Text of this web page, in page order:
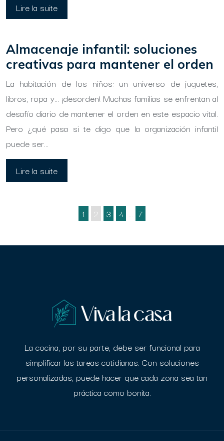
Lire la suite
Almacenaje infantil: soluciones
creativas para mantener el orden
La habitación de los niños: un universo de juguetes,
libros, ropa y… ¡desorden! Muchas familias se enfrentan al
desafío diario de mantener el orden en este espacio vital.
Pero ¿qué pasa si te digo que la organización infantil
puede ser…
Lire la suite
1 2 3 4 … 7
La cocina, por su parte, debe ser funcional para
simplificar las tareas cotidianas. Con soluciones
personalizadas, puede hacer que cada zona sea tan
práctica como bonita.